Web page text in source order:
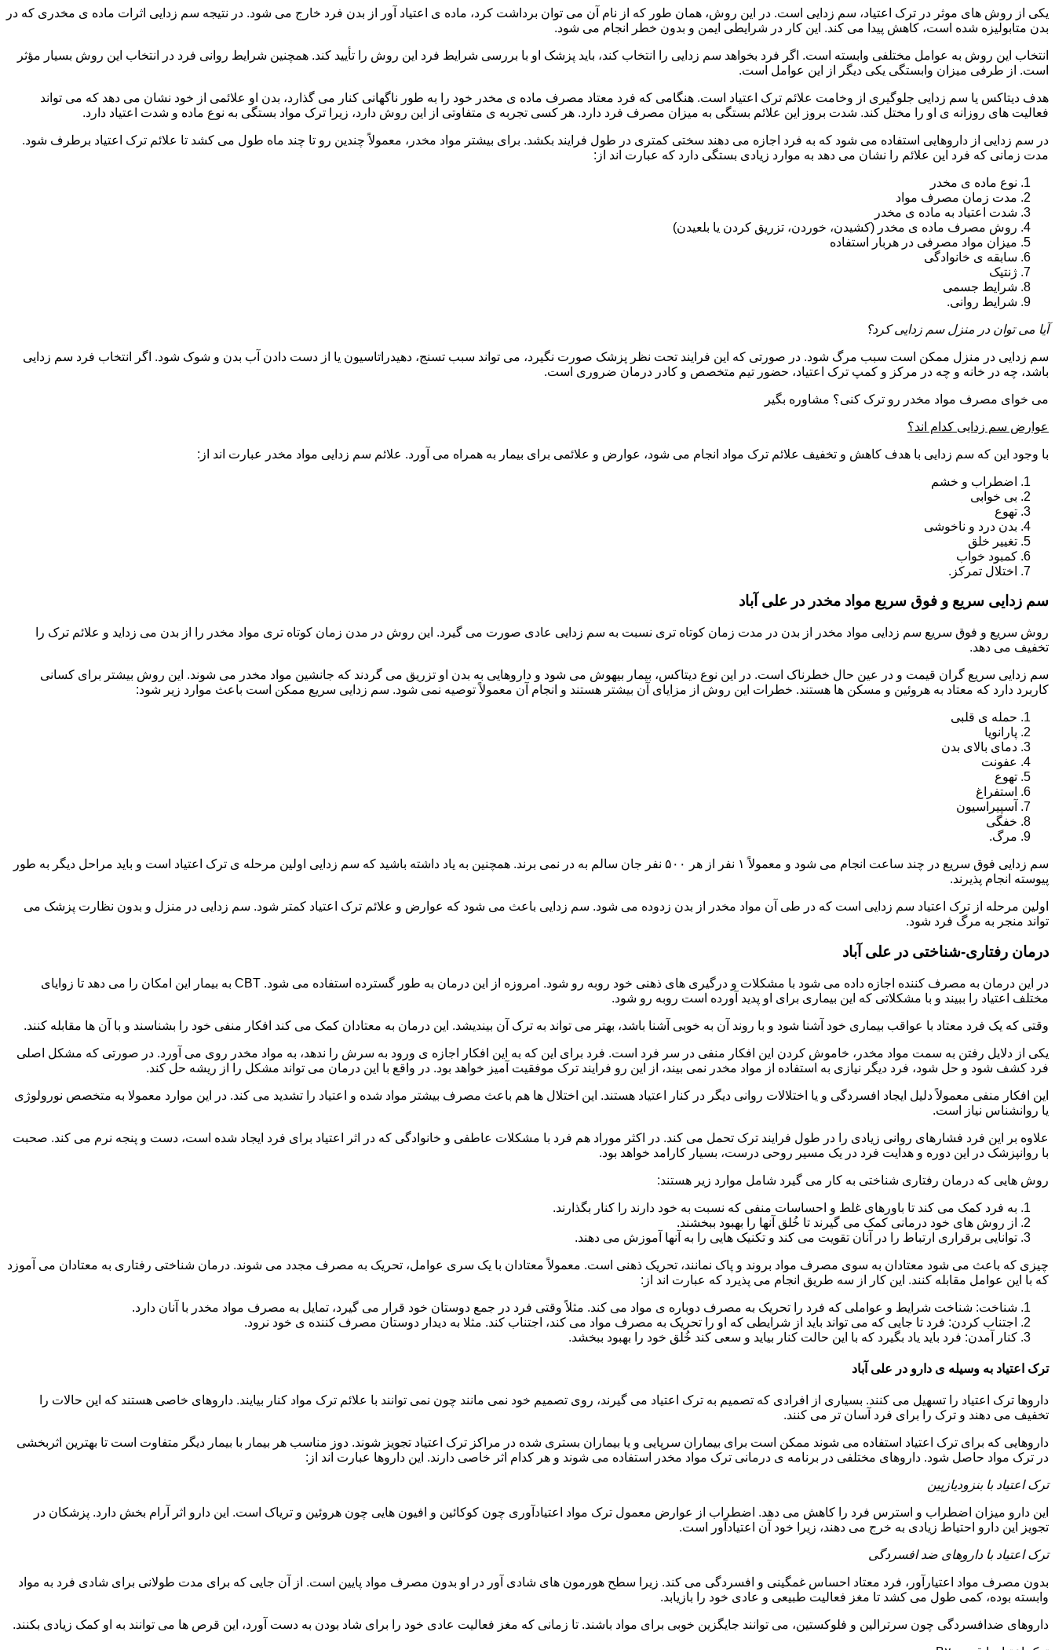
یکی از روش های موثر در ترک اعتیاد، سم زدایی است. در این روش، همان طور که از نام آن می توان برداشت کرد، ماده ی اعتیاد آور از بدن فرد خارج می شود. در نتیجه سم زدایی اثرات ماده ی مخدری که در
بدن متابولیزه شده است، کاهش پیدا می کند. این کار در شرایطی ایمن و بدون خطر انجام می شود.
انتخاب این روش به عوامل مختلفی وابسته است. اگر فرد بخواهد سم زدایی را انتخاب کند، باید پزشک او با بررسی شرایط فرد این روش را تأیید کند. همچنین شرایط روانی فرد در انتخاب این روش بسیار مؤثر
است. از طرفی میزان وابستگی یکی دیگر از این عوامل است.
هدف دیتاکس یا سم زدایی جلوگیری از وخامت علائم ترک اعتیاد است. هنگامی که فرد معتاد مصرف ماده ی مخدر خود را به طور ناگهانی کنار می گذارد، بدن او علائمی از خود نشان می دهد که می تواند
فعالیت های روزانه ی او را مختل کند. شدت بروز این علائم بستگی به میزان مصرف فرد دارد. هر کسی تجربه ی متفاوتی از این روش دارد، زیرا ترک مواد بستگی به نوع ماده و شدت اعتیاد دارد.
در سم زدایی از داروهایی استفاده می شود که به فرد اجازه می دهند سختی کمتری در طول فرایند بکشد. برای بیشتر مواد مخدر، معمولاً چندین رو تا چند ماه طول می کشد تا علائم ترک اعتیاد برطرف شود.
مدت زمانی که فرد این علائم را نشان می دهد به موارد زیادی بستگی دارد که عبارت اند از:
نوع ماده ی مخدر
مدت زمان مصرف مواد
شدت اعتیاد به ماده ی مخدر
روش مصرف ماده ی مخدر (کشیدن، خوردن، تزریق کردن یا بلعیدن)
میزان مواد مصرفی در هربار استفاده
سابقه ی خانوادگی
ژنتیک
شرایط جسمی
شرایط روانی.
آیا می توان در منزل سم زدایی کرد؟
سم زدایی در منزل ممکن است سبب مرگ شود. در صورتی که این فرایند تحت نظر پزشک صورت نگیرد، می تواند سبب تسنج، دهیدراتاسیون یا از دست دادن آب بدن و شوک شود. اگر انتخاب فرد سم زدایی
باشد، چه در خانه و چه در مرکز و کمپ ترک اعتیاد، حضور تیم متخصص و کادر درمان ضروری است.
می خوای مصرف مواد مخدر رو ترک کنی؟ مشاوره بگیر
عوارض سم زدایی کدام اند؟
با وجود این که سم زدایی با هدف کاهش و تخفیف علائم ترک مواد انجام می شود، عوارض و علائمی برای بیمار به همراه می آورد. علائم سم زدایی مواد مخدر عبارت اند از:
اضطراب و خشم
بی خوابی
تهوع
بدن درد و ناخوشی
تغییر خلق
کمبود خواب
اختلال تمرکز.
سم زدایی سریع و فوق سریع مواد مخدر در علی آباد
روش سریع و فوق سریع سم زدایی مواد مخدر از بدن در مدت زمان کوتاه تری نسبت به سم زدایی عادی صورت می گیرد. این روش در مدن زمان کوتاه تری مواد مخدر را از بدن می زداید و علائم ترک را
تخفیف می دهد.
سم زدایی سریع گران قیمت و در عین حال خطرناک است. در این نوع دیتاکس، بیمار بیهوش می شود و داروهایی به بدن او تزریق می گردند که جانشین مواد مخدر می شوند. این روش بیشتر برای کسانی
کاربرد دارد که معتاد به هروئین و مسکن ها هستند. خطرات این روش از مزایای آن بیشتر هستند و انجام آن معمولاً توصیه نمی شود. سم زدایی سریع ممکن است باعث موارد زیر شود:
حمله ی قلبی
پارانویا
دمای بالای بدن
عفونت
تهوع
استفراغ
آسپیراسیون
خفگی
مرگ.
سم زدایی فوق سریع در چند ساعت انجام می شود و معمولاً ۱ نفر از هر ۵۰۰ نفر جان سالم به در نمی برند. همچنین به یاد داشته باشید که سم زدایی اولین مرحله ی ترک اعتیاد است و باید مراحل دیگر به طور
پیوسته انجام پذیرند.
اولین مرحله از ترک اعتیاد سم زدایی است که در طی آن مواد مخدر از بدن زدوده می شود. سم زدایی باعث می شود که عوارض و علائم ترک اعتیاد کمتر شود. سم زدایی در منزل و بدون نظارت پزشک می
تواند منجر به مرگ فرد شود.
درمان رفتاری-شناختی در علی آباد
در این درمان به مصرف کننده اجازه داده می شود با مشکلات و درگیری های ذهنی خود روبه رو شود. امروزه از این درمان به طور گسترده استفاده می شود. CBT به بیمار این امکان را می دهد تا زوایای
مختلف اعتیاد را ببیند و با مشکلاتی که این بیماری برای او پدید آورده است روبه رو شود.
وقتی که یک فرد معتاد با عواقب بیماری خود آشنا شود و با روند آن به خوبی آشنا باشد، بهتر می تواند به ترک آن بیندیشد. این درمان به معتادان کمک می کند افکار منفی خود را بشناسند و با آن ها مقابله کنند.
یکی از دلایل رفتن به سمت مواد مخدر، خاموش کردن این افکار منفی در سر فرد است. فرد برای این که به این افکار اجازه ی ورود به سرش را ندهد، به مواد مخدر روی می آورد. در صورتی که مشکل اصلی
فرد کشف شود و حل شود، فرد دیگر نیازی به استفاده از مواد مخدر نمی بیند، از این رو فرایند ترک موفقیت آمیز خواهد بود. در واقع با این درمان می تواند مشکل را از ریشه حل کند.
این افکار منفی معمولاً دلیل ایجاد افسردگی و یا اختلالات روانی دیگر در کنار اعتیاد هستند. این اختلال ها هم باعث مصرف بیشتر مواد شده و اعتیاد را تشدید می کند. در این موارد معمولا به متخصص نورولوژی
یا روانشناس نیاز است.
علاوه بر این فرد فشارهای روانی زیادی را در طول فرایند ترک تحمل می کند. در اکثر موراد هم فرد با مشکلات عاطفی و خانوادگی که در اثر اعتیاد برای فرد ایجاد شده است، دست و پنجه نرم می کند. صحبت
با روانپزشک در این دوره و هدایت فرد در یک مسیر روحی درست، بسیار کارامد خواهد بود.
روش هایی که درمان رفتاری شناختی به کار می گیرد شامل موارد زیر هستند:
به فرد کمک می کند تا باورهای غلط و احساسات منفی که نسبت به خود دارند را کنار بگذارند.
از روش های خود درمانی کمک می گیرند تا خُلق آنها را بهبود ببخشند.
توانایی برقراری ارتباط را در آنان تقویت می کند و تکنیک هایی را به آنها آموزش می دهند.
چیزی که باعث می شود معتادان به سوی مصرف مواد بروند و پاک نمانند، تحریک ذهنی است. معمولاً معتادان با یک سری عوامل، تحریک به مصرف مجدد می شوند. درمان شناختی رفتاری به معتادان می آموزد
که با این عوامل مقابله کنند. این کار از سه طریق انجام می پذیرد که عبارت اند از:
شناخت: شناخت شرایط و عواملی که فرد را تحریک به مصرف دوباره ی مواد می کند. مثلاً وقتی فرد در جمع دوستان خود قرار می گیرد، تمایل به مصرف مواد مخدر با آنان دارد.
اجتناب کردن: فرد تا جایی که می تواند باید از شرایطی که او را تحریک به مصرف مواد می کند، اجتناب کند. مثلا به دیدار دوستان مصرف کننده ی خود نرود.
کنار آمدن: فرد باید یاد بگیرد که با این حالت کنار بیاید و سعی کند خُلق خود را بهبود ببخشد.
ترک اعتیاد به وسیله ی دارو در علی آباد
داروها ترک اعتیاد را تسهیل می کنند. بسیاری از افرادی که تصمیم به ترک اعتیاد می گیرند، روی تصمیم خود نمی مانند چون نمی توانند با علائم ترک مواد کنار بیایند. داروهای خاصی هستند که این حالات را
تخفیف می دهند و ترک را برای فرد آسان تر می کنند.
داروهایی که برای ترک اعتیاد استفاده می شوند ممکن است برای بیماران سرپایی و یا بیماران بستری شده در مراکز ترک اعتیاد تجویز شوند. دوز مناسب هر بیمار با بیمار دیگر متفاوت است تا بهترین اثربخشی
در ترک مواد حاصل شود. داروهای مختلفی در برنامه ی درمانی ترک مواد مخدر استفاده می شوند و هر کدام اثر خاصی دارند. این داروها عبارت اند از:
ترک اعتیاد با بنزودیازپین
این دارو میزان اضطراب و استرس فرد را کاهش می دهد. اضطراب از عوارض معمول ترک مواد اعتیادآوری چون کوکائین و افیون هایی چون هروئین و تریاک است. این دارو اثر آرام بخش دارد. پزشکان در
تجویز این دارو احتیاط زیادی به خرج می دهند، زیرا خود آن اعتیادآور است.
ترک اعتیاد با داروهای ضد افسردگی
بدون مصرف مواد اعتیارآور، فرد معتاد احساس غمگینی و افسردگی می کند. زیرا سطح هورمون های شادی آور در او بدون مصرف مواد پایین است. از آن جایی که برای مدت طولانی برای شادی فرد به مواد
وابسته بوده، کمی طول می کشد تا مغز فعالیت طبیعی و عادی خود را بازیابد.
داروهای ضدافسردگی چون سرترالین و فلوکستین، می توانند جایگزین خوبی برای مواد باشند. تا زمانی که مغز فعالیت عادی خود را برای شاد بودن به دست آورد، این قرص ها می توانند به او کمک زیادی بکنند.